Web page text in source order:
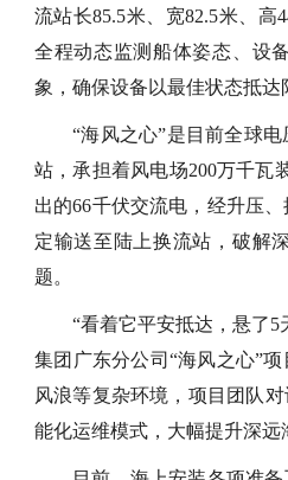
流站长85.5米、宽82.5米、
全程动态监测船体姿态、设
象，确保设备以最佳状态抵达
“海风之心”是目前全球
站，承担着风电场200万千瓦
出的66千伏交流电，经升压
定输送至陆上换流站，破解
题。
“看着它平安抵达，悬了
集团广东分公司“海风之心”
风浪等复杂环境，项目团队
能化运维模式，大幅提升深远